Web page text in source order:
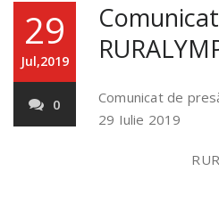
29
Jul,2019
0
Comunicat de
29 Iulie 2019